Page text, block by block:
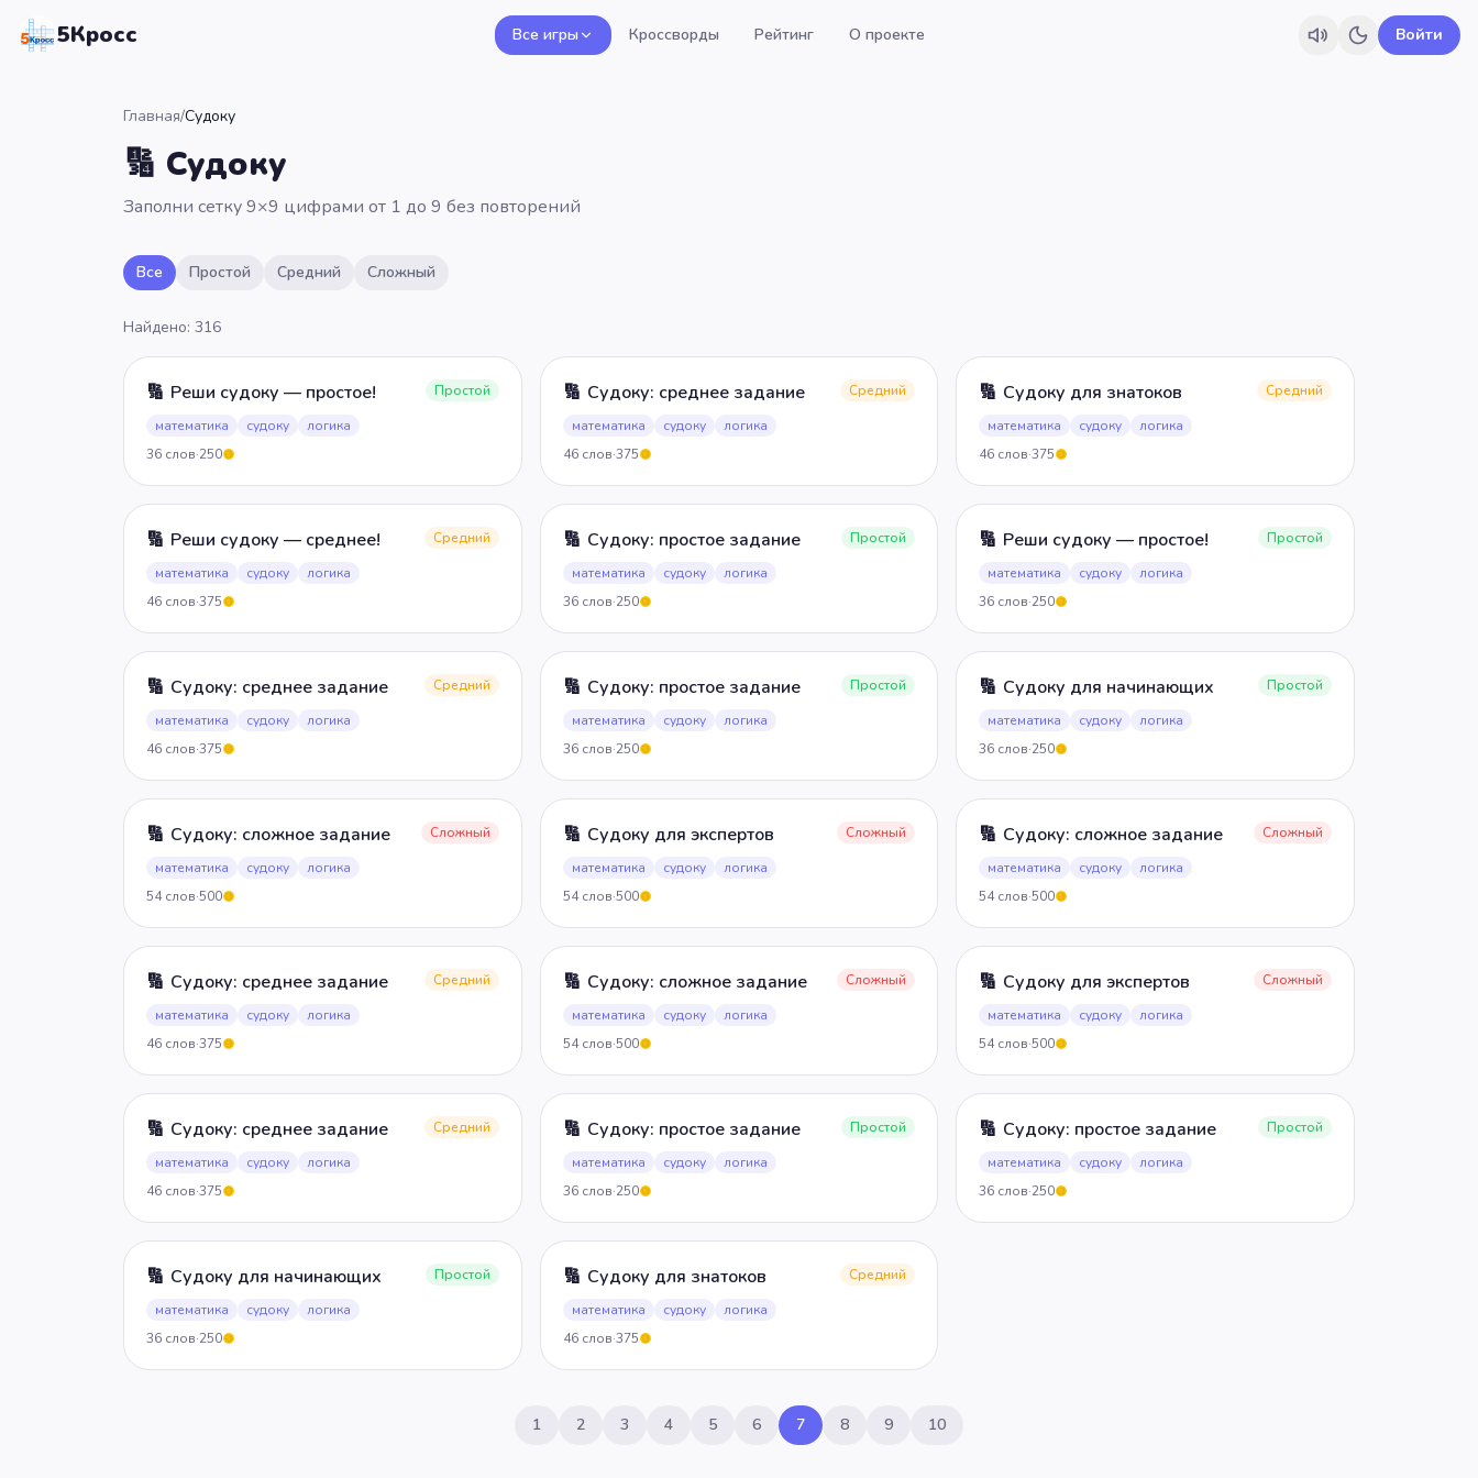
5Кросс Все игры Кроссворды Рейтинг О проекте Войти
Главная/Судоку
🔢 Судоку
Заполни сетку 9×9 цифрами от 1 до 9 без повторений
Все Простой Средний Сложный
Найдено: 316
🔢 Реши судоку — простое!
Простой
математика
судоку
логика
36 слов·250
🔢 Судоку: среднее задание
Средний
математика
судоку
логика
46 слов·375
🔢 Судоку для знатоков
Средний
математика
судоку
логика
46 слов·375
🔢 Реши судоку — среднее!
Средний
математика
судоку
логика
46 слов·375
🔢 Судоку: простое задание
Простой
математика
судоку
логика
36 слов·250
🔢 Реши судоку — простое!
Простой
математика
судоку
логика
36 слов·250
🔢 Судоку: среднее задание
Средний
математика
судоку
логика
46 слов·375
🔢 Судоку: простое задание
Простой
математика
судоку
логика
36 слов·250
🔢 Судоку для начинающих
Простой
математика
судоку
логика
36 слов·250
🔢 Судоку: сложное задание
Сложный
математика
судоку
логика
54 слов·500
🔢 Судоку для экспертов
Сложный
математика
судоку
логика
54 слов·500
🔢 Судоку: сложное задание
Сложный
математика
судоку
логика
54 слов·500
🔢 Судоку: среднее задание
Средний
математика
судоку
логика
46 слов·375
🔢 Судоку: сложное задание
Сложный
математика
судоку
логика
54 слов·500
🔢 Судоку для экспертов
Сложный
математика
судоку
логика
54 слов·500
🔢 Судоку: среднее задание
Средний
математика
судоку
логика
46 слов·375
🔢 Судоку: простое задание
Простой
математика
судоку
логика
36 слов·250
🔢 Судоку: простое задание
Простой
математика
судоку
логика
36 слов·250
🔢 Судоку для начинающих
Простой
математика
судоку
логика
36 слов·250
🔢 Судоку для знатоков
Средний
математика
судоку
логика
46 слов·375
1 2 3 4 5 6 7 8 9 10